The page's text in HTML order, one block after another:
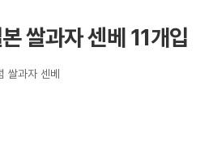
쌀과자 센베 11개입
쌀과자 센베